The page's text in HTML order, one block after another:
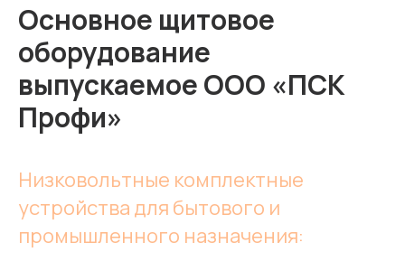
Основное щитовое
оборудование
выпускаемое ООО «ПСК
Профи»
Низковольтные комплектные
устройства для бытового и
промышленного назначения: